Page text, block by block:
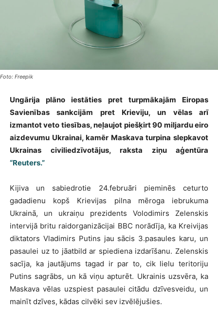
Foto: Freepik
Ungārija plāno iestāties pret turpmākajām Eiropas
Savienības sankcijām pret Krieviju, un vēlas arī
izmantot veto tiesības, neļaujot piešķirt 90 miljardu eiro
aizdevumu Ukrainai, kamēr Maskava turpina slepkavot
Ukrainas civiliedzīvotājus, raksta ziņu aģentūra
“Reuters.”
Kijiva un sabiedrotie 24.februāri pieminēs ceturto
gadadienu kopš Krievijas pilna mēroga iebrukuma
Ukrainā, un ukraiņu prezidents Volodimirs Zelenskis
intervijā britu raidorganizācijai BBC norādīja, ka Kreivijas
diktators Vladimirs Putins jau sācis 3.pasaules karu, un
pasaulei uz to jāatbild ar spiediena izdarīšanu. Zelenskis
sacīja, ka jautājums tagad ir par to, cik lielu teritoriju
Putins sagrābs, un kā viņu apturēt. Ukrainis uzsvēra, ka
Maskava vēlas uzspiest pasaulei citādu dzīvesveidu, un
mainīt dzīves, kādas cilvēki sev izvēlējušies.